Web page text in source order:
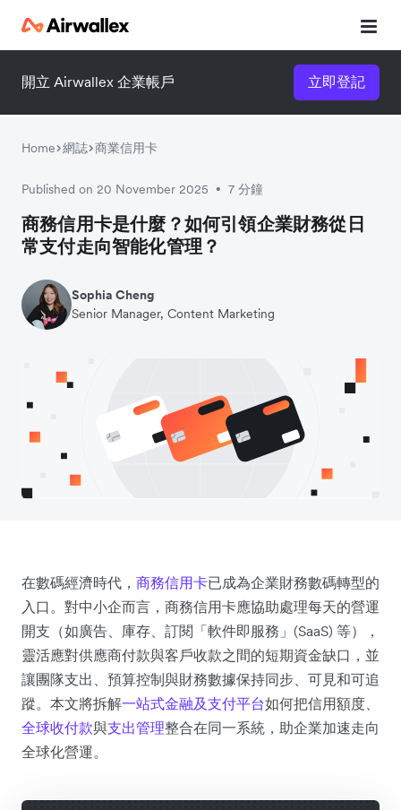
開立 Airwallex 企業帳戶 立即登記
Home 網誌 商業信用卡
Published on 20 November 2025 • 7 分鐘
商務信用卡是什麼？如何引領企業財務從日
常支付走向智能化管理？
Sophia Cheng
Senior Manager, Content Marketing
在數碼經濟時代， 商務信用卡已成為企業財務數碼轉型的
入口。對中小企而言，商務信用卡應協助處理每天的營運
開支（如廣告、庫存、訂閱「軟件即服務」(SaaS) 等），
靈活應對供應商付款與客戶收款之間的短期資金缺口，並
讓團隊支出、預算控制與財務數據保持同步、可見和可追
蹤。本文將拆解一站式金融及支付平台如何把信用額度、
全球收付款與支出管理整合在同一系統，助企業加速走向
全球化營運。